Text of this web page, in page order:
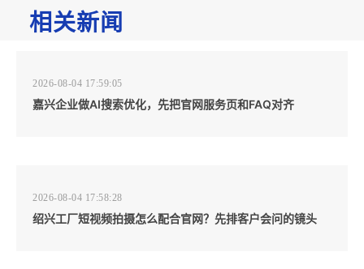
相关新闻
2026-08-04 17:59:05
嘉兴企业做AI搜索优化，先把官网服务页和FAQ对齐
2026-08-04 17:58:28
绍兴工厂短视频拍摄怎么配合官网？先排客户会问的镜头